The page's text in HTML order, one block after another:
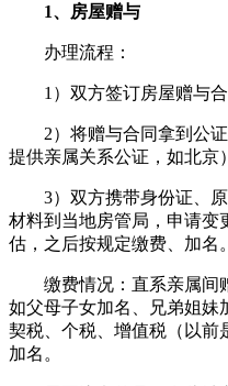
1、房屋赠与
办理流程：
1）双方签订房屋赠与合
2）将赠与合同拿到公证
提供亲属关系公证，如北京
3）双方携带身份证、原
材料到当地房管局，申请变
估，之后按规定缴费、加名。
缴费情况：直系亲属间赠
如父母子女加名、兄弟姐妹
契税、个税、增值税（以前
加名。